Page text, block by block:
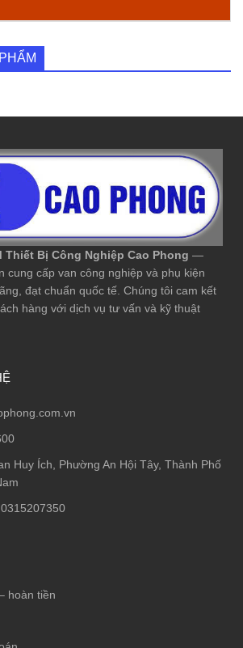
Thiết Bị Công Nghiệp Cao Phong —
cung cấp van công nghiệp và phụ kiện
đạt chuẩn quốc tế. Chúng tôi cam kết
hàng với dịch vụ tư vấn và kỹ thuật
Huy Ích, Phường An Hội Tây, Thành Phố
hoàn tiền